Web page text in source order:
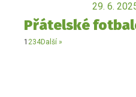
29. 6.
Přátelské
1 234Další »